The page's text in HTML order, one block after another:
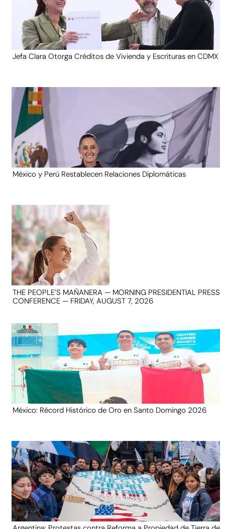
Jefa Clara Otorga Créditos de Vivienda y Escrituras en CDMX
México y Perú Restablecen Relaciones Diplomáticas
THE PEOPLE’S MAÑANERA — MORNING PRESIDENTIAL PRESS
CONFERENCE — FRIDAY, AUGUST 7, 2026
México: Récord Histórico de Oro en Santo Domingo 2026